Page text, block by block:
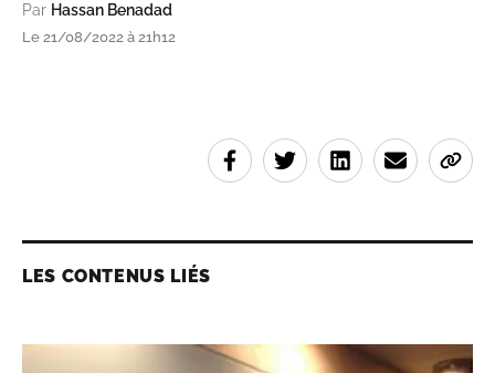
Par Hassan Benadad
Le 21/08/2022 à 21h12
LES CONTENUS LIÉS